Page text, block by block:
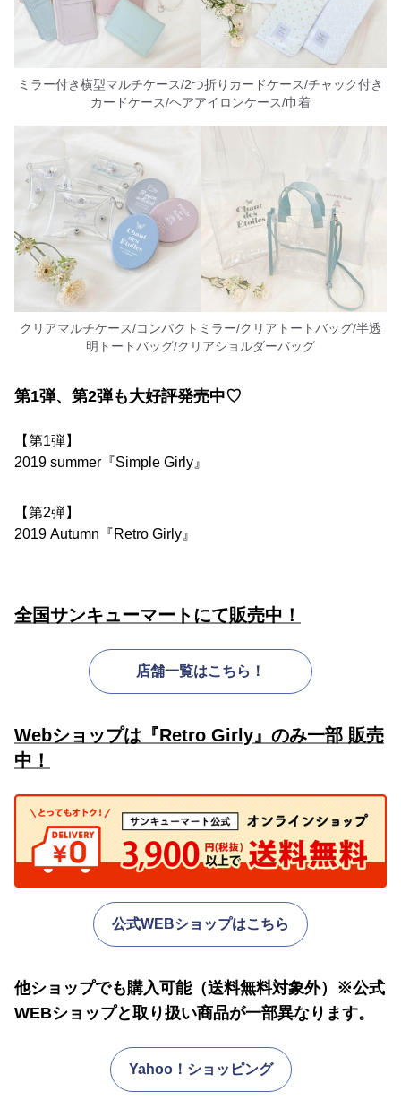
ミラー付き横型マルチケース/2つ折りカードケース/チャック付き
カードケース/ヘアアイロンケース/巾着
クリアマルチケース/コンパクトミラー/クリアトートバッグ/半透
明トートバッグ/クリアショルダーバッグ
第1弾、第2弾も大好評発売中♡
【第1弾】
2019 summer『Simple Girly』
【第2弾】
2019 Autumn『Retro Girly』
全国サンキューマートにて販売中！
店舗一覧はこちら！
Webショップは『Retro Girly』のみ一部 販売
中！
公式WEBショップはこちら
他ショップでも購入可能（送料無料対象外）※公式
WEBショップと取り扱い商品が一部異なります。
Yahoo！ショッピング